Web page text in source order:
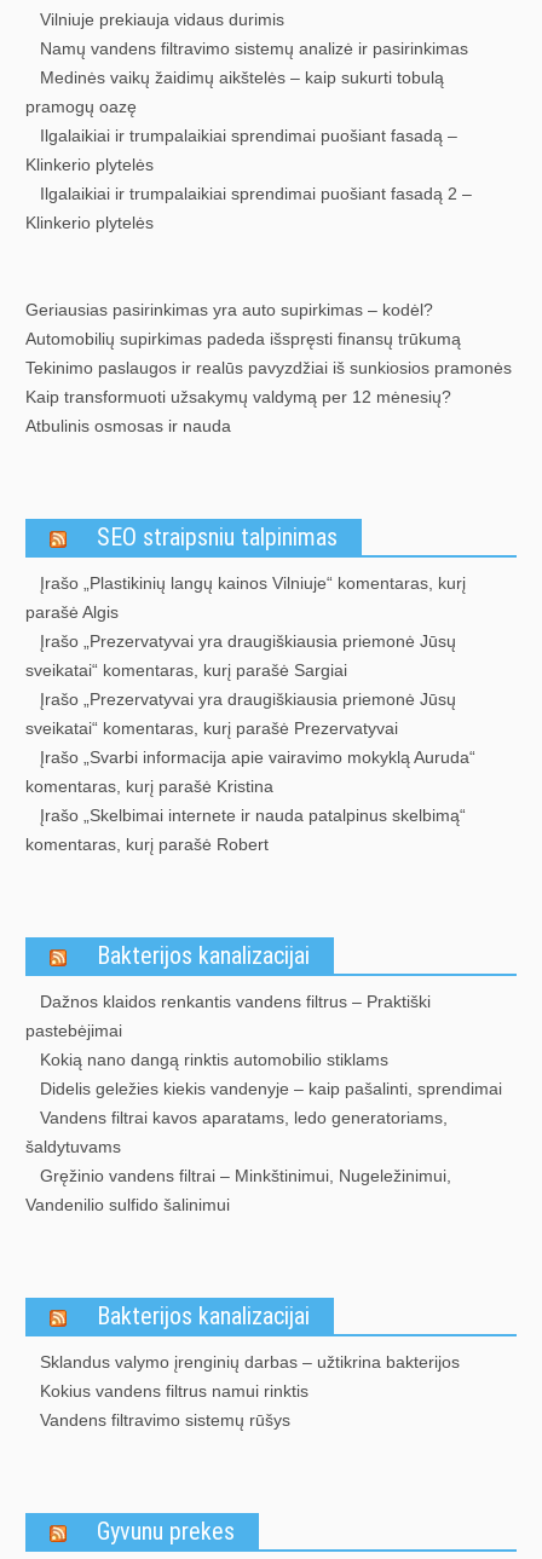
Vilniuje prekiauja vidaus durimis
Namų vandens filtravimo sistemų analizė ir pasirinkimas
Medinės vaikų žaidimų aikštelės – kaip sukurti tobulą
pramogų oazę
Ilgalaikiai ir trumpalaikiai sprendimai puošiant fasadą –
Klinkerio plytelės
Ilgalaikiai ir trumpalaikiai sprendimai puošiant fasadą 2 –
Klinkerio plytelės
Geriausias pasirinkimas yra auto supirkimas – kodėl?
Automobilių supirkimas padeda išspręsti finansų trūkumą
Tekinimo paslaugos ir realūs pavyzdžiai iš sunkiosios pramonės
Kaip transformuoti užsakymų valdymą per 12 mėnesių?
Atbulinis osmosas ir nauda
SEO straipsniu talpinimas
Įrašo „Plastikinių langų kainos Vilniuje“ komentaras, kurį
parašė Algis
Įrašo „Prezervatyvai yra draugiškiausia priemonė Jūsų
sveikatai“ komentaras, kurį parašė Sargiai
Įrašo „Prezervatyvai yra draugiškiausia priemonė Jūsų
sveikatai“ komentaras, kurį parašė Prezervatyvai
Įrašo „Svarbi informacija apie vairavimo mokyklą Auruda“
komentaras, kurį parašė Kristina
Įrašo „Skelbimai internete ir nauda patalpinus skelbimą“
komentaras, kurį parašė Robert
Bakterijos kanalizacijai
Dažnos klaidos renkantis vandens filtrus – Praktiški
pastebėjimai
Kokią nano dangą rinktis automobilio stiklams
Didelis geležies kiekis vandenyje – kaip pašalinti, sprendimai
Vandens filtrai kavos aparatams, ledo generatoriams,
šaldytuvams
Gręžinio vandens filtrai – Minkštinimui, Nugeležinimui,
Vandenilio sulfido šalinimui
Bakterijos kanalizacijai
Sklandus valymo įrenginių darbas – užtikrina bakterijos
Kokius vandens filtrus namui rinktis
Vandens filtravimo sistemų rūšys
Gyvunu prekes